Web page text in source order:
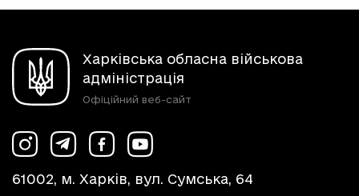
Харківська обласна військова
адміністрація
Офіційний веб-сайт
61002, м. Харків, вул. Сумська, 64